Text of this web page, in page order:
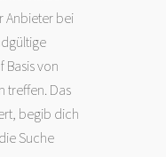
Anbieter bei
Basis von
treffen. Das
begib dich
Suche